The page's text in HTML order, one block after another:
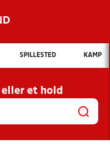
Hvad vil du søge efter?
OG NYHEDER
KLUBBER OG
SPILLESTED KAMP
eller et hold